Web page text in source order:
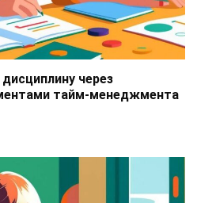
через
тайм-менеджмента